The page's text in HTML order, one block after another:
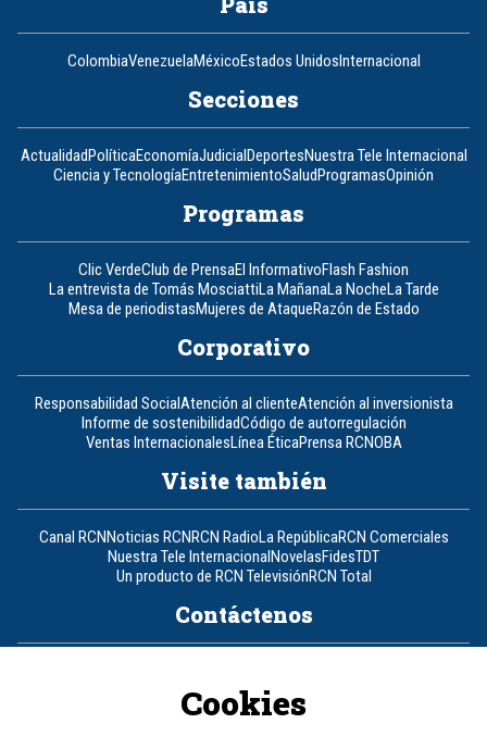
ColombiaVenezuelaMéxicoEstados UnidosInternacional
Secciones
ActualidadPolíticaEconomíaJudicialDeportesNuestra Tele Internacional
Ciencia y TecnologíaEntretenimientoSaludProgramasOpinión
Programas
Clic VerdeClub de PrensaEl InformativoFlash Fashion
La entrevista de Tomás MosciattiLa MañanaLa NocheLa Tarde
Mesa de periodistasMujeres de AtaqueRazón de Estado
Corporativo
Responsabilidad SocialAtención al clienteAtención al inversionista
Informe de sostenibilidadCódigo de autorregulación
Ventas InternacionalesLínea ÉticaPrensa RCNOBA
Visite también
Canal RCNNoticias RCNRCN RadioLa RepúblicaRCN Comerciales
Nuestra Tele InternacionalNovelasFidesTDT
Un producto de RCN TelevisiónRCN Total
Contáctenos
Cookies